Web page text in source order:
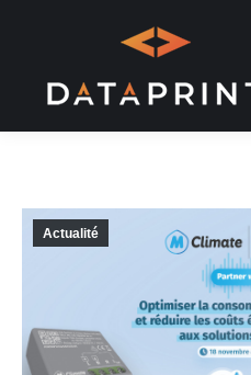
Actualité